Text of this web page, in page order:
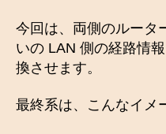
今回は、両側のルータ
いの LAN 側の経路情
換させます。
最終系は、こんなイメ